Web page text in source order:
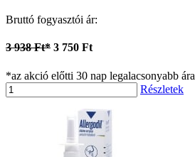
Bruttó fogyasztói ár:
3 938 Ft* 3 750 Ft
*az akció előtti 30 nap legalacsonyabb ára
Részletek